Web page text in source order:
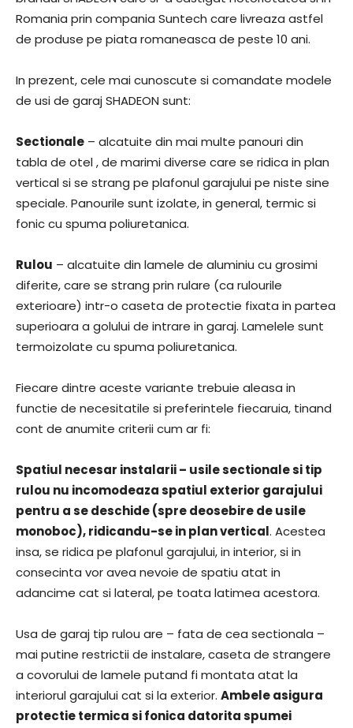
Romania prin compania Suntech care livreaza astfel
de produse pe piata romaneasca de peste 10 ani.
In prezent, cele mai cunoscute si comandate modele
de usi de garaj SHADEON sunt:
Sectionale – alcatuite din mai multe panouri din
tabla de otel , de marimi diverse care se ridica in plan
vertical si se strang pe plafonul garajului pe niste sine
speciale. Panourile sunt izolate, in general, termic si
fonic cu spuma poliuretanica.
Rulou – alcatuite din lamele de aluminiu cu grosimi
diferite, care se strang prin rulare (ca rulourile
exterioare) intr-o caseta de protectie fixata in partea
superioara a golului de intrare in garaj. Lamelele sunt
termoizolate cu spuma poliuretanica.
Fiecare dintre aceste variante trebuie aleasa in
functie de necesitatile si preferintele fiecaruia, tinand
cont de anumite criterii cum ar fi:
Spatiul necesar instalarii – usile sectionale si tip
rulou nu incomodeaza spatiul exterior garajului
pentru a se deschide (spre deosebire de usile
monoboc), ridicandu-se in plan vertical. Acestea
insa, se ridica pe plafonul garajului, in interior, si in
consecinta vor avea nevoie de spatiu atat in
adancime cat si lateral, pe toata latimea acestora.
Usa de garaj tip rulou are – fata de cea sectionala –
mai putine restrictii de instalare, caseta de strangere
a covorului de lamele putand fi montata atat la
interiorul garajului cat si la exterior. Ambele asigura
protectie termica si fonica datorita spumei